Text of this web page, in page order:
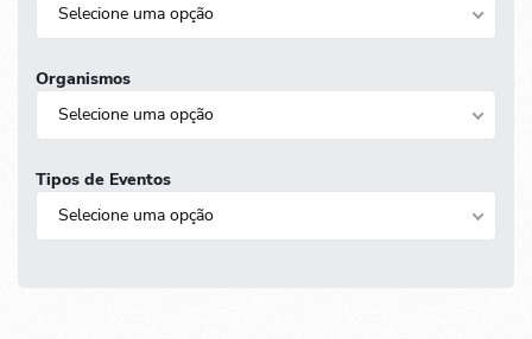
Selecione uma opção
Organismos
Selecione uma opção
Tipos de Eventos
Selecione uma opção